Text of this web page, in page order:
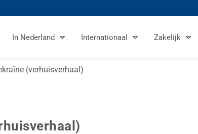
In Nederland Internationaal Zakelijk
(verhuisverhaal)